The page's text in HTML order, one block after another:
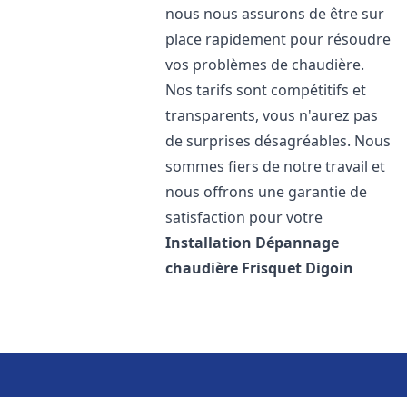
nous nous assurons de être sur
place rapidement pour résoudre
vos problèmes de chaudière.
Nos tarifs sont compétitifs et
transparents, vous n'aurez pas
de surprises désagréables. Nous
sommes fiers de notre travail et
nous offrons une garantie de
satisfaction pour votre
Installation Dépannage
chaudière Frisquet Digoin